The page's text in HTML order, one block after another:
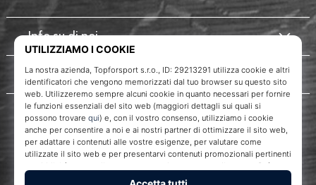
WePlayHandball.it
Info su di noi
Servizio clienti